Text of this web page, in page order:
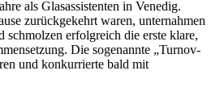
als Glasassistenten in Venedig.
zurückgekehrt waren, unternahmen
schmolzen erfolgreich die erste klare,
Die sogenannte „Turnov-
und konkurrierte bald mit